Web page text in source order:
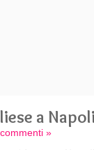
a Napoli
»